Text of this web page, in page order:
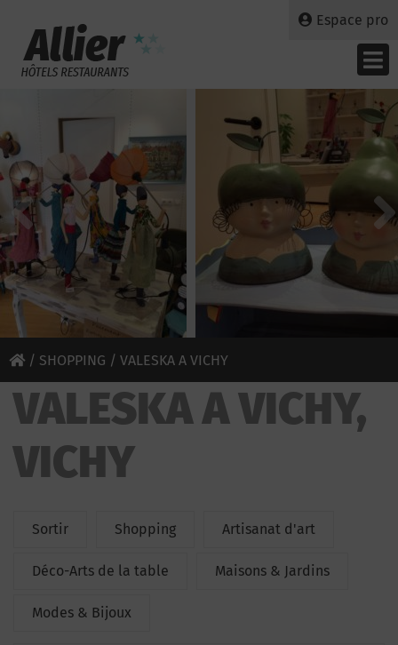
Espace pro
/ SHOPPING / VALESKA A VICHY
VALESKA A VICHY,
VICHY
Sortir Shopping Artisanat d'art
Déco-Arts de la table Maisons & Jardins
Modes & Bijoux